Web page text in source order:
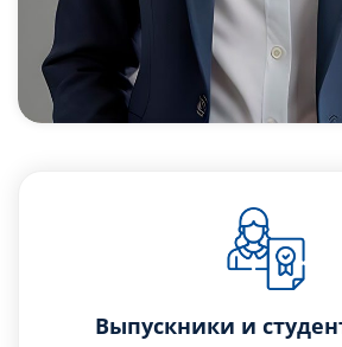
Выпускники и